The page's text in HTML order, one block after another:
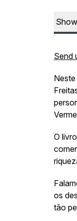
Send
O
os
tão